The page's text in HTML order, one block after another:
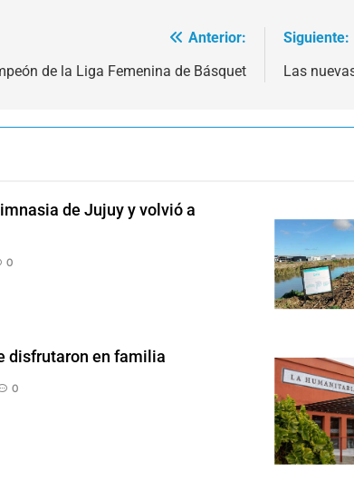
Anterior:
de la Liga Femenina de Básquet
Siguiente:
Las
de Jujuy y volvió a
0
disfrutaron en familia
0